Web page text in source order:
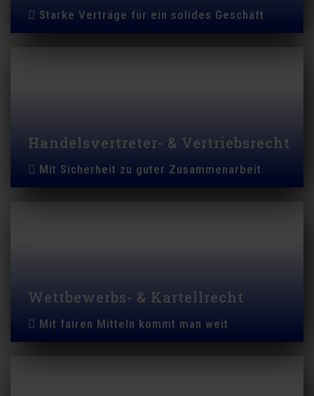
Starke Verträge für ein solides Geschäft
Handelsvertreter- & Vertriebsrecht
Mit Sicherheit zu guter Zusammenarbeit
Wettbewerbs- & Kartellrecht
Mit fairen Mitteln kommt man weit